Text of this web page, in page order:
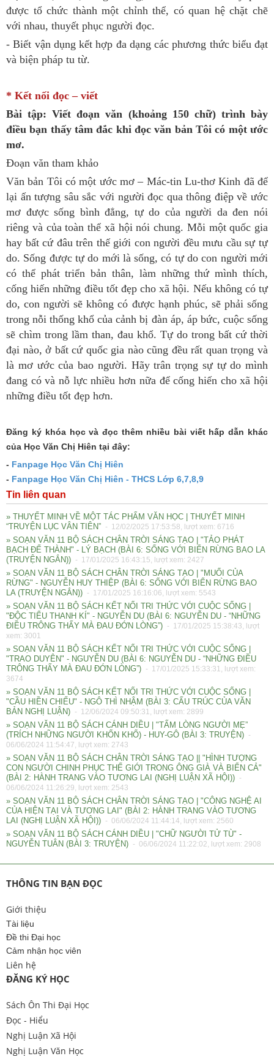
được tổ chức thành một chỉnh thể, có quan hệ chặt chẽ
với nhau, thuyết phục người đọc.
- Biết vận dụng kết hợp đa dạng các phương thức biểu đạt
và biện pháp tu từ.
* Kết nối đọc – viết
Bài tập: Viết đoạn văn (khoảng 150 chữ) trình bày
điều bạn thấy tâm đắc khi đọc văn bản Tôi có một ước
mơ.
Đoạn văn tham khảo
Văn bản Tôi có một ước mơ – Mác-tin Lu-thơ Kinh đã để
lại ấn tượng sâu sắc với người đọc qua thông điệp về ước
mơ được sống bình đẳng, tự do của người da đen nói
riêng và của toàn thể xã hội nói chung. Mỗi một quốc gia
hay bất cứ đâu trên thế giới con người đều mưu cầu sự tự
do. Sống được tự do mới là sống, có tự do con người mới
có thể phát triển bản thân, làm những thứ mình thích,
cống hiến những điều tốt đẹp cho xã hội. Nếu không có tự
do, con người sẽ không có được hạnh phúc, sẽ phải sống
trong nỗi thống khổ của cảnh bị đàn áp, áp bức, cuộc sống
sẽ chìm trong lầm than, đau khổ. Tự do trong bất cứ thời
đại nào, ở bất cứ quốc gia nào cũng đều rất quan trọng và
là mơ ước của bao người. Hãy trân trọng sự tự do mình
đang có và nỗ lực nhiều hơn nữa để cống hiến cho xã hội
những điều tốt đẹp hơn.
Đăng ký khóa học và đọc thêm nhiều bài viết hấp dẫn khác
của Học Văn Chị Hiên tại đây:
- Fanpage Học Văn Chị Hiên
- Fanpage Học Văn Chị Hiên - THCS Lớp 6,7,8,9
Tin liên quan
» THUYẾT MINH VỀ MỘT TÁC PHẨM VĂN HỌC | THUYẾT MINH
“TRUYỆN LỤC VÂN TIÊN” - 12/02/2025 17:53:58, lượt xem: 6716
» SOẠN VĂN 11 BỘ SÁCH CHÂN TRỜI SÁNG TẠO | "TẢO PHÁT
BẠCH ĐẾ THÀNH" - LÝ BẠCH (BÀI 6: SỐNG VỚI BIỂN RỪNG BAO LA
(TRUYỆN NGẮN)) - 17/01/2025 16:43:15, lượt xem: 2427
» SOẠN VĂN 11 BỘ SÁCH CHÂN TRỜI SÁNG TẠO | "MUỐI CỦA
RỪNG" - NGUYỄN HUY THIỆP (BÀI 6: SỐNG VỚI BIỂN RỪNG BAO
LA (TRUYỆN NGẮN)) - 17/01/2025 16:16:06, lượt xem: 5543
» SOẠN VĂN 11 BỘ SÁCH KẾT NỐI TRI THỨC VỚI CUỘC SỐNG |
"ĐỘC TIỂU THANH KÍ" - NGUYỄN DU (BÀI 6: NGUYỄN DU - “NHỮNG
ĐIỀU TRÔNG THẤY MÀ ĐAU ĐỚN LÒNG”) - 17/01/2025 15:38:43, lượt
xem: 3001
» SOẠN VĂN 11 BỘ SÁCH KẾT NỐI TRI THỨC VỚI CUỘC SỐNG |
"TRAO DUYÊN" - NGUYỄN DU (BÀI 6: NGUYỄN DU - “NHỮNG ĐIỀU
TRÔNG THẤY MÀ ĐAU ĐỚN LÒNG”) - 17/01/2025 15:33:31, lượt xem:
3674
» SOẠN VĂN 11 BỘ SÁCH KẾT NỐI TRI THỨC VỚI CUỘC SỐNG |
"CẦU HIỀN CHIẾU" - NGÔ THÌ NHẬM (BÀI 3: CẤU TRÚC CỦA VĂN
BẢN NGHỊ LUẬN) - 12/06/2024 09:50:31, lượt xem: 2899
» SOẠN VĂN 11 BỘ SÁCH CÁNH DIỀU | "TẤM LÒNG NGƯỜI MẸ”
(TRÍCH NHỮNG NGƯỜI KHỐN KHỔ) - HUY-GÔ (BÀI 3: TRUYỆN) -
06/06/2024 11:54:47, lượt xem: 2743
» SOẠN VĂN 11 BỘ SÁCH CHÂN TRỜI SÁNG TẠO || "HÌNH TƯỢNG
CON NGƯỜI CHINH PHỤC THẾ GIỚI TRONG ÔNG GIÀ VÀ BIỂN CẢ"
(BÀI 2: HÀNH TRANG VÀO TƯƠNG LAI (NGHỊ LUẬN XÃ HỘI)) -
06/06/2024 11:26:29, lượt xem: 2543
» SOẠN VĂN 11 BỘ SÁCH CHÂN TRỜI SÁNG TẠO | "CÔNG NGHỆ AI
CỦA HIỆN TẠI VÀ TƯƠNG LAI" (BÀI 2: HÀNH TRANG VÀO TƯƠNG
LAI (NGHỊ LUẬN XÃ HỘI)) - 06/06/2024 11:44:14, lượt xem: 2560
» SOẠN VĂN 11 BỘ SÁCH CÁNH DIỀU | "CHỮ NGƯỜI TỬ TÙ" -
NGUYỄN TUÂN (BÀI 3: TRUYỆN) - 06/06/2024 11:22:02, lượt xem: 2908
THÔNG TIN BẠN ĐỌC
Giới thiệu
Tài liệu
Đề thi Đại học
Cảm nhận học viên
Liên hệ
ĐĂNG KÝ HỌC
Sách Ôn Thi Đại Học
Đọc - Hiểu
Nghị Luận Xã Hội
Nghị Luận Văn Học